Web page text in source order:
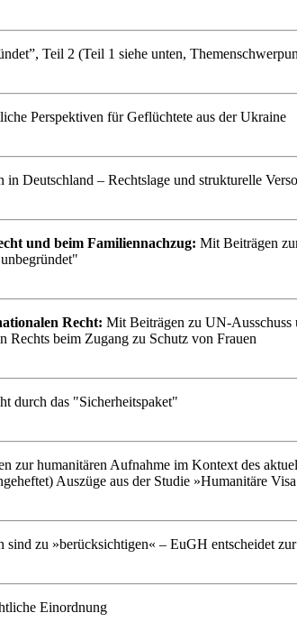
Teil 2 (Teil 1 siehe unten,
Perspektiven für Geflüchtete aus der Ukraine
Deutschland – Rechtslage und strukturelle
und beim Familiennachzug: Mit Beiträgen
Recht: Mit Beiträgen zu UN-Ausschuss
beim Zugang zu Schutz von Frauen
durch das "Sicherheitspaket"
zur humanitären Aufnahme im Kontext des
Auszüge aus der Studie »Humanitäre
sind zu »berücksichtigen« – EuGH entscheidet
Einordnung